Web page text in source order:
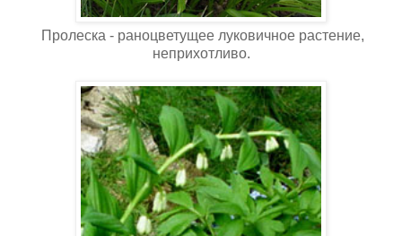
Пролеска - раноцветущее луковичное растение,
неприхотливо.